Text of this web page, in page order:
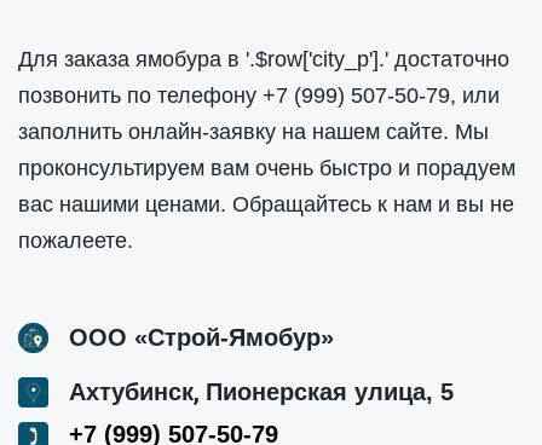
Для заказа ямобура в '.$row['city_p'].' достаточно
позвонить по телефону +7 (999) 507-50-79, или
заполнить онлайн-заявку на нашем сайте. Мы
проконсультируем вам очень быстро и порадуем
вас нашими ценами. Обращайтесь к нам и вы не
пожалеете.
ООО «Строй-Ямобур»
Ахтубинск, Пионерская улица, 5
+7 (999) 507-50-79